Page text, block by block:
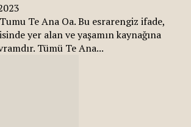
Te Ana Oa. Bu esrarengiz ifade,
yer alan ve yaşamın kaynağına
Tümü Te Ana...